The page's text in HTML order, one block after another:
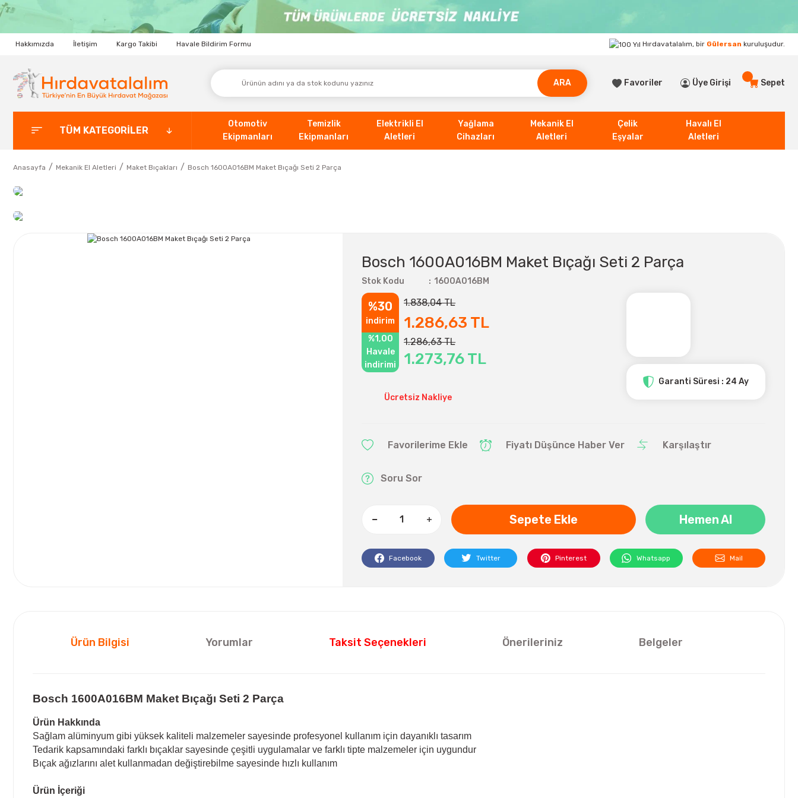
Hakkımızda İletişim Kargo Takibi Havale Bildirim Formu Hırdavatalalım, bir Gülersan kuruluşudur.
ARA Favoriler Üye Girişi Sepet
TÜM KATEGORİLER
Otomotiv
Ekipmanları
Temizlik
Ekipmanları
Elektrikli El
Aletleri
Yağlama
Cihazları
Mekanik El
Aletleri
Çelik
Eşyalar
Havalı El
Aletleri
Anasayfa Mekanik El Aletleri Maket Bıçakları Bosch 1600A016BM Maket Bıçağı Seti 2 Parça
Bosch 1600A016BM Maket Bıçağı Seti 2 Parça
Stok Kodu 1600A016BM
%30
indirim
1.838,04 TL
1.286,63 TL
%1,00
Havale
indirimi
1.286,63 TL
1.273,76 TL
Ücretsiz Nakliye
Garanti Süresi : 24 Ay
Fiyatı Düşünce Haber Ver Karşılaştır
Soru Sor
Sepete Ekle Hemen Al
Facebook Twitter Pinterest Whatsapp Mail
Ürün Bilgisi Yorumlar Taksit Seçenekleri Önerileriniz Belgeler
Bosch 1600A016BM Maket Bıçağı Seti 2 Parça
Ürün Hakkında
Sağlam alüminyum gibi yüksek kaliteli malzemeler sayesinde profesyonel kullanım için dayanıklı tasarım
Tedarik kapsamındaki farklı bıçaklar sayesinde çeşitli uygulamalar ve farklı tipte malzemeler için uygundur
Bıçak ağızlarını alet kullanmadan değiştirebilme sayesinde hızlı kullanım
Ürün İçeriği